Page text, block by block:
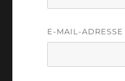
E-MAIL-ADRESSE